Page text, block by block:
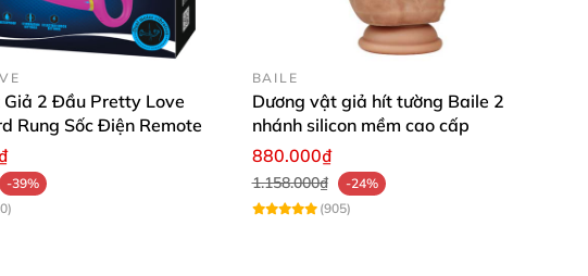
bao cao su
(cả trứng và điều khiển xa)
Giả 2 Đầu Pretty Love
Rung Sốc Điện Remote
-39%
BAILE
Dương vật giả hít tường Baile 2
nhánh silicon mềm cao cấp
880.000₫
1.158.000₫
-24%
(905)